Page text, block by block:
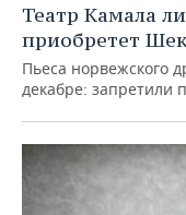
Театр Камала
приобретет
Пьеса норвежского
декабре: запретили